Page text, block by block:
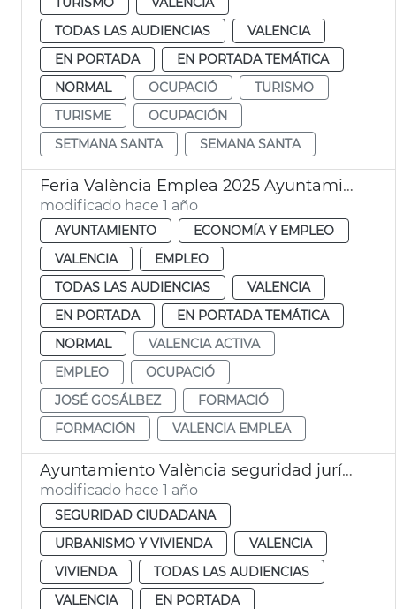
TODAS LAS AUDIENCIAS
VALENCIA
EN PORTADA
EN PORTADA TEMÁTICA
NORMAL
OCUPACIÓ
TURISMO
TURISME
OCUPACIÓN
SETMANA SANTA
SEMANA SANTA
Feria València Emplea 2025 Ayuntamiento
modificado hace 1 año
AYUNTAMIENTO
ECONOMÍA Y EMPLEO
VALENCIA
EMPLEO
TODAS LAS AUDIENCIAS
VALENCIA
EN PORTADA
EN PORTADA TEMÁTICA
NORMAL
VALENCIA ACTIVA
EMPLEO
OCUPACIÓ
JOSÉ GOSÁLBEZ
FORMACIÓ
FORMACIÓN
VALENCIA EMPLEA
Ayuntamiento València seguridad jurídica propietarios viviendas vacías
modificado hace 1 año
SEGURIDAD CIUDADANA
URBANISMO Y VIVIENDA
VALENCIA
VIVIENDA
TODAS LAS AUDIENCIAS
VALENCIA
EN PORTADA